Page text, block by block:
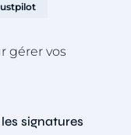
gérer vos
signatures